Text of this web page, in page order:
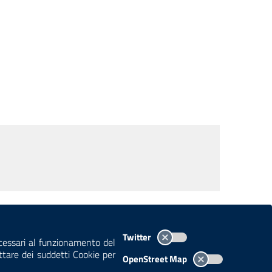
al funzionamento del
dei suddetti Cookie per
Twitter
OpenStreet Map
AREA DIPENDENTI